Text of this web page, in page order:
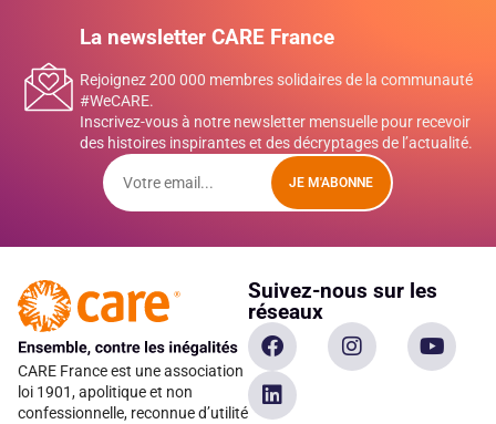
La newsletter CARE France
Rejoignez 200 000 membres solidaires de la communauté
#WeCARE.
Inscrivez-vous à notre newsletter mensuelle pour recevoir
des histoires inspirantes et des décryptages de l’actualité.
JE M'ABONNE
CARE France est une association
loi 1901, apolitique et non
confessionnelle, reconnue d’utilité
Suivez-nous sur les
réseaux